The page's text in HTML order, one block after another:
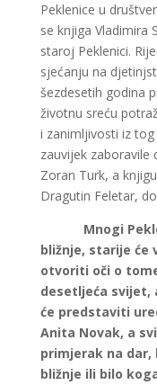
Peklenice u
se knjiga Vladimira
staroj Peklenici.
sjećanju na
šezdesetih godina
životnu sreću
i zanimljivosti iz
zauvijek zaboravile
Zoran Turk, a
Dragutin Feletar,
Mnogi
bližnje, starije će
otvoriti oči o
desetljeća svijet,
će predstaviti
Anita Novak, a
primjerak na dar,
bližnje ili bilo